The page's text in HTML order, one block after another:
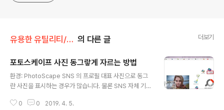
유용한 유틸리티/포토스케이프 의 다른 글 더보기
포토스케이프 사진 동그랗게 자르는 방법
환경: PhotoScape SNS 의 프로필 대표 사진으로 동그
란 사진을 표시하는 경우가 많습니다. 물론 SNS 자체 기능
니다. 하지만 그렇지 않은 곳도 있기 때문에 동그랗게 자르
0 0 2019. 4. 5.